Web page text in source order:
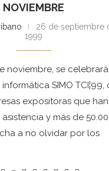
NOVIEMBRE
26 de septiembre
1999
noviembre, se
SIMO TCI¦99,
expositoras que han
y más de
a no olvidar por los